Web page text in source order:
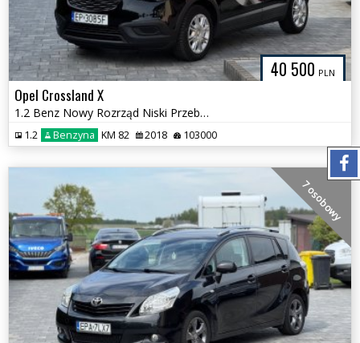
40 500 PLN
Opel Crossland X
1.2 Benz Nowy Rozrząd Niski Przebieg
1.2 Benzyna KM 82 2018 103000
7 osobowy